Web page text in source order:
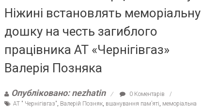
Ніжині встановлять меморіальну
дошку на честь загиблого
працівника АТ «Чернігівгаз»
Валерія Позняка
Опубліковано: nezhatin
0 Коментарів
АТ " Чернігівгаз" Валерій Позняк, вшанування пам’яті меморіальна